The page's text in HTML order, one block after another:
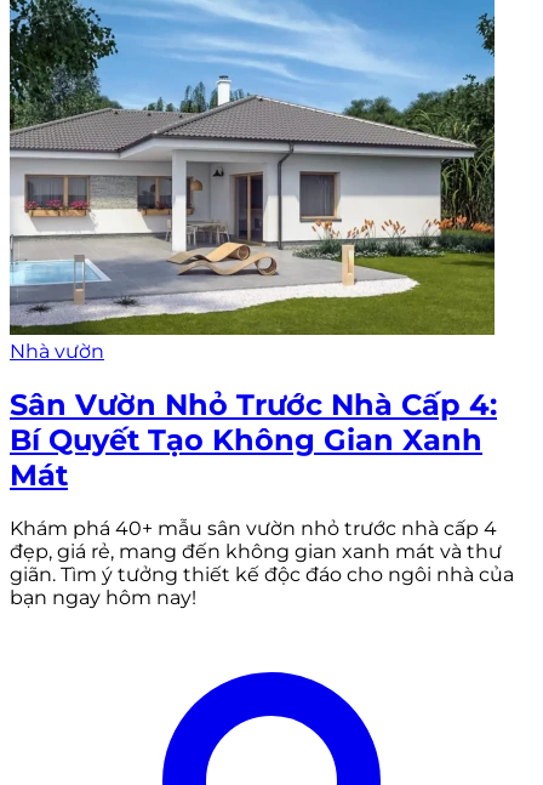
Nhà vườn
Sân Vườn Nhỏ Trước Nhà Cấp 4:
Bí Quyết Tạo Không Gian Xanh
Mát
Khám phá 40+ mẫu sân vườn nhỏ trước nhà cấp 4
đẹp, giá rẻ, mang đến không gian xanh mát và thư
giãn. Tìm ý tưởng thiết kế độc đáo cho ngôi nhà của
bạn ngay hôm nay!